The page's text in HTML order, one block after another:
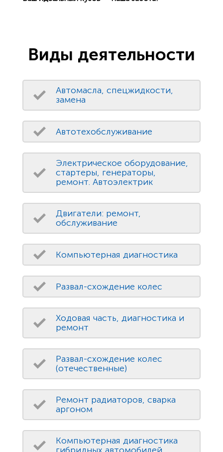
Виды деятельности
Автомасла, спецжидкости,
замена
Автотехобслуживание
Электрическое оборудование,
стартеры, генераторы,
ремонт. Автоэлектрик
Двигатели: ремонт,
обслуживание
Компьютерная диагностика
Развал-схождение колес
Ходовая часть, диагностика и
ремонт
Развал-схождение колес
(отечественные)
Ремонт радиаторов, сварка
аргоном
Компьютерная диагностика